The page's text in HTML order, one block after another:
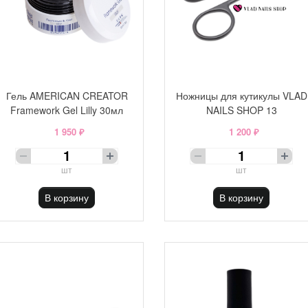
Гель AMERICAN CREATOR
Framework Gel Lilly 30мл
1 950 ₽
шт
В корзину
Ножницы для кутикулы VLAD
NAILS SHOP 13
1 200 ₽
шт
В корзину